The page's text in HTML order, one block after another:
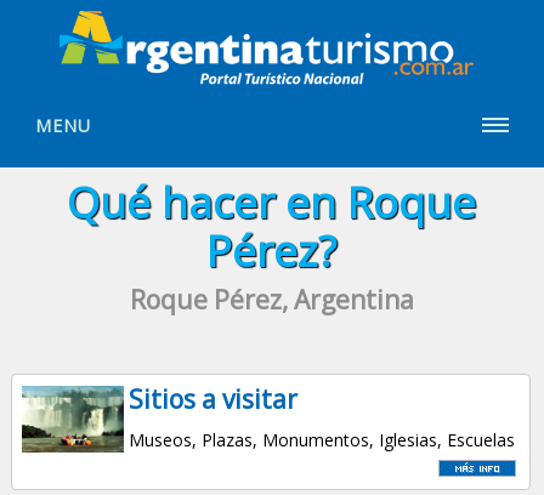
MENU
Qué hacer en Roque
Pérez?
Roque Pérez, Argentina
Sitios a visitar
Museos, Plazas, Monumentos, Iglesias, Escuelas